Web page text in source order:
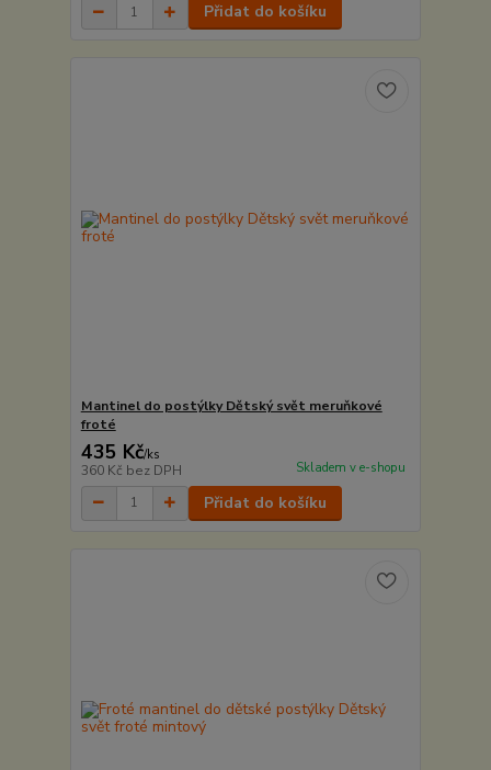
Přidat do košíku
Mantinel do postýlky Dětský svět meruňkové
froté
435 Kč/ks
360 Kč bez DPH Skladem v e-shopu
Přidat do košíku